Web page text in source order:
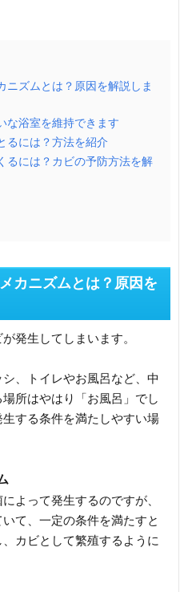
ニズムとは？原因を解説しま
な浴室を維持できます
るには？方法を紹介
るには？カビの予防方法を解
カニズムとは？原因を
発生してしまいます。
、トイレやお風呂など、中
所はやはり「お風呂」でし
する条件を満たしやすい場
よって発生するのですが、
て、一定の条件を満たすと
カビとして繁殖するように